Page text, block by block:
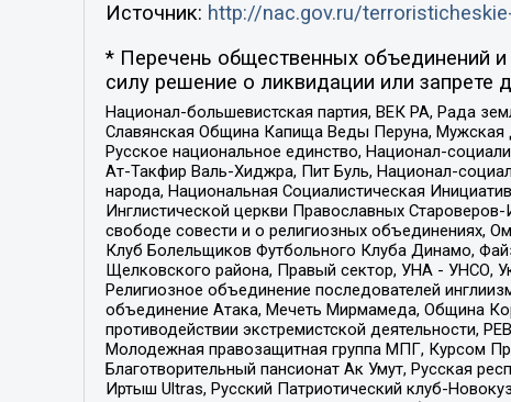
Источник: http://nac.gov.ru/
* Перечень общественных объединений
силу решение о ликвидации или запрете
Национал-большевистская партия, ВЕК РА, Рада
Славянская Община Капища Веды Перуна, Мужская
Русское национальное единство, Национал-
Ат-Такфир Валь-Хиджра, Пит Буль, Национал-
народа, Национальная Социалистическая
Инглистической церкви Православных
свободе совести и о религиозных объединениях,
Клуб Болельщиков Футбольного Клуба Динамо,
Щелковского района, Правый сектор, УНА - УНСО,
Религиозное объединение последователей
объединение Атака, Мечеть Мирмамеда, Община
противодействии экстремистской деятельности,
Молодежная правозащитная группа МПГ, Курсом
Благотворительный пансионат Ак Умут, Русская
Иртыш Ultras, Русский Патриотический клуб-